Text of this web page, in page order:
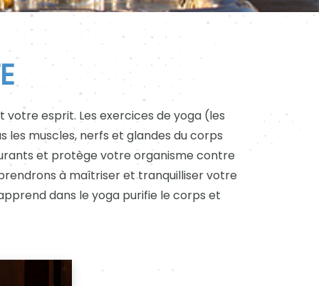
esprit. Les exercices de yoga (les
muscles, nerfs et glandes du corps
et protège votre organisme contre
à maîtriser et tranquilliser votre
dans le yoga purifie le corps et